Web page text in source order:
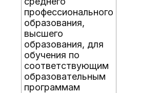
профессионального
образования,
высшего
образования, для
обучения по
соответствующим
образовательным
программам